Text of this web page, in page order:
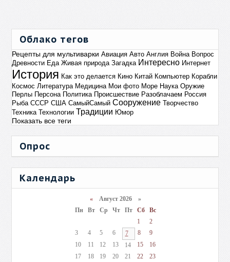
Облако тегов
Рецепты для мультиварки Авиация Авто Англия Война Вопрос
Древности Еда Живая природа Загадка Интересно Интернет
История Как это делается Кино Китай Компьютер Корабли
Космос Литература Медицина Мои фото Море Наука Оружие
Перлы Персона Политика Происшествие Разоблачаем Россия
Рыба СССР США СамыйСамый Сооружение Творчество
Техника Технологии Традиции Юмор
Показать все теги
Опрос
Календарь
«Август 2026 »
Пн
Вт Ср Чт Пт Сб
Вс
1
2
3
4 5 6 7 8
9
10
11 12 13 14 15
16
17
18 19 20 21 22 23